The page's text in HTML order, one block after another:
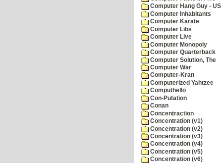
Computer Hang Guy -
Computer Inhabitants
Computer Karate
Computer Libs
Computer Live
Computer Monopoly
Computer Quarterback
Computer Solution, The
Computer War
Computer-Kran
Computerized Yahtzee
Computhello
Con-Putation
Conan
Concentraction
Concentration (v1)
Concentration (v2)
Concentration (v3)
Concentration (v4)
Concentration (v5)
Concentration (v6)